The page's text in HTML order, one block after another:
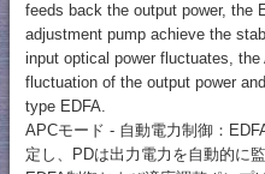
feeds back the output power, the
adjustment pump achieve the
input optical power fluctuates,
fluctuation of the output power
type EDFA.
APCモード - 自動電力制御：
定し、PDは出力電力を自動的に